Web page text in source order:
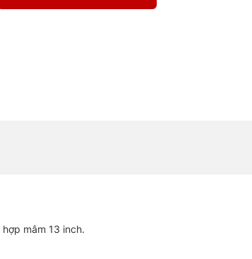
mâm 13 inch.